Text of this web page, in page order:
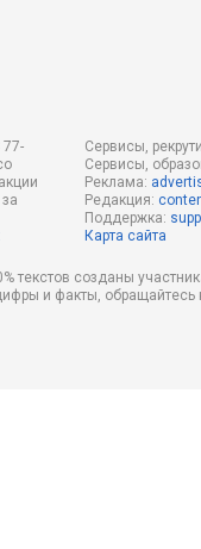
Сервисы,
Сервисы,
Реклама:
Редакция:
Поддержка:
Карта сайта
текстов созданы
и факты,